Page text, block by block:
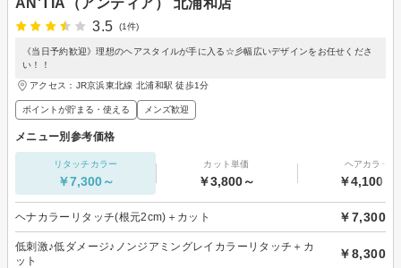
3.5
(1件)
《当日予約歓迎》理想のヘアスタイルが手に入る☆彡幅広いデザインをお任せくださ
い！！
アクセス：JR京浜東北線 北浦和駅 徒歩1分
ポイントが貯まる・使える メンズ歓迎
メニュー別参考価格
リタッチカラー
￥7,300～
カット単価
￥3,800～
ヘアカラー
￥4,100～
ヘナカラーリタッチ(根元2cm)＋カット ￥7,300
低刺激♪低ダメージ♪ノンジアミングレイカラーリタッチ＋カ
ット
￥8,300